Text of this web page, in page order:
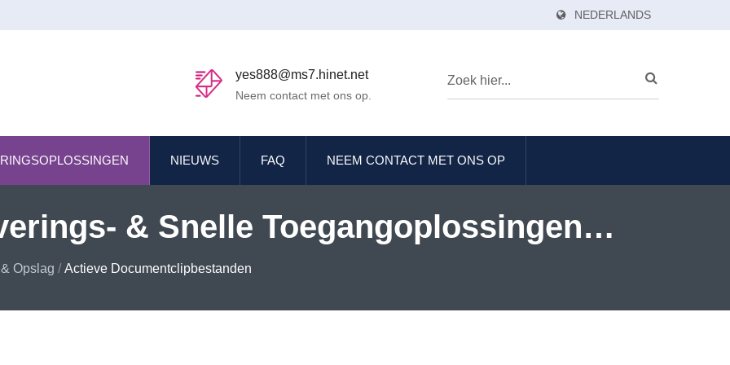
NEDERLANDS
yes888@ms7.hinet.net
Neem contact met ons op.
NIEUWS FAQ NEEM CONTACT MET ONS OP
& Snelle Toegangoplossingen
Opslag / Actieve Documentclipbestanden